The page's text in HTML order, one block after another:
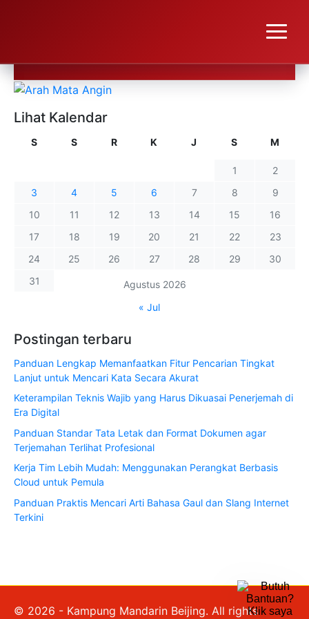
Lihat Kalendar
Agustus 2026
S S R K J S M
1
2
3
4 5 6 7 8
9
10
11 12 13 14 15
16
17
18 19 20 21 22
23
24
25 26 27 28 29
30
31
« Jul
Postingan terbaru
Panduan Lengkap Memanfaatkan Fitur Pencarian Tingkat
Lanjut untuk Mencari Kata Secara Akurat
Keterampilan Teknis Wajib yang Harus Dikuasai Penerjemah di
Era Digital
Panduan Standar Tata Letak dan Format Dokumen agar
Terjemahan Terlihat Profesional
Kerja Tim Lebih Mudah: Menggunakan Perangkat Berbasis
Cloud untuk Pemula
Panduan Praktis Mencari Arti Bahasa Gaul dan Slang Internet
Terkini
© 2026 - Kampung Mandarin Beijing. All rights